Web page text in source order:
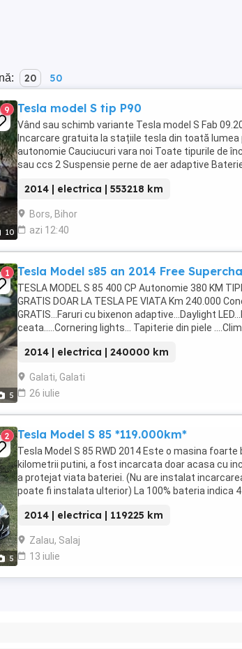
20 50
10
9 Tesla model S tip P90
Vând sau schimb variante Tesla model S Fab
Incarcare gratuita la stațiile tesla din toată lumea
autonomie Cauciucuri vara noi Toate tipurile de
sau ccs 2 Suspensie perne de aer adaptive
2014 | electrica | 553218 km
Bors, Bihor
azi 12:40
5
1 Tesla Model s85 an 2014 Free
TESLA MODEL S 85 400 CP Autonomie 380 KM
GRATIS DOAR LA TESLA PE VIATA Km 240.000
GRATIS...Faruri cu bixenon adaptive...Daylight
ceata.....Cornering lights... Tapiterie din piele
2014 | electrica | 240000 km
Galati, Galati
26 iulie
5
2 Tesla Model S 85 *119.000km*
Tesla Model S 85 RWD 2014 Este o masina
kilometrii putini, a fost incarcata doar acasa cu
a protejat viata bateriei. (Nu are instalat
poate fi instalata ulterior) La 100% bateria indica
2014 | electrica | 119225 km
Zalau, Salaj
13 iulie